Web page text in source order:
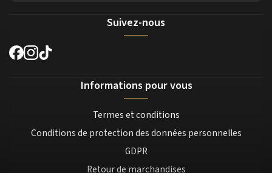
Suivez-nous
Informations pour vous
Termes et conditions
Conditions de protection des données personnelles
GDPR
Retour de marchandises